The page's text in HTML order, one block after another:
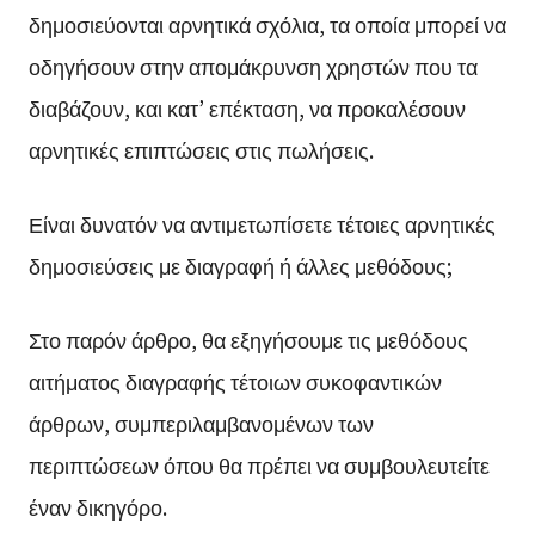
δημοσιεύονται αρνητικά σχόλια, τα οποία μπορεί να
οδηγήσουν στην απομάκρυνση χρηστών που τα
διαβάζουν, και κατ’ επέκταση, να προκαλέσουν
αρνητικές επιπτώσεις στις πωλήσεις.
Είναι δυνατόν να αντιμετωπίσετε τέτοιες αρνητικές
δημοσιεύσεις με διαγραφή ή άλλες μεθόδους;
Στο παρόν άρθρο, θα εξηγήσουμε τις μεθόδους
αιτήματος διαγραφής τέτοιων συκοφαντικών
άρθρων, συμπεριλαμβανομένων των
περιπτώσεων όπου θα πρέπει να συμβουλευτείτε
έναν δικηγόρο.